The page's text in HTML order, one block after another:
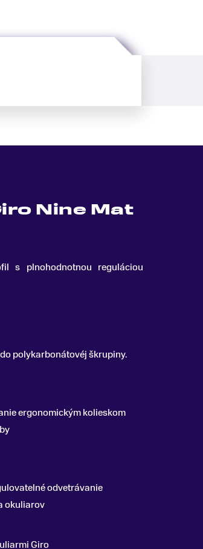
Nine Mat
s plnohodnotnou reguláciou
polykarbonátovéj škrupiny.
ergonomickým kolieskom
odvetrávanie
okuliarov
Giro